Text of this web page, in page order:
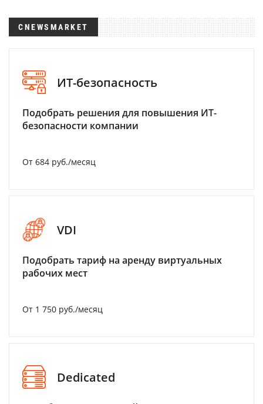
CNEWSMARKET
ИТ-безопасность
Подобрать решения для повышения ИТ-
безопасности компании
От 684 руб./месяц
VDI
Подобрать тариф на аренду виртуальных
рабочих мест
От 1 750 руб./месяц
Dedicated